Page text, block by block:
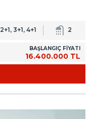
2+1, 3+1, 4+1 2
BAŞLANGIÇ FİYATI
16.400.000 TL